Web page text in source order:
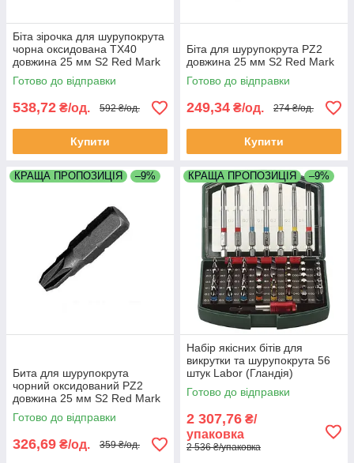
Біта зірочка для шурупокрута
чорна оксидована TX40
довжина 25 мм S2 Red Mark
(Impact)
Готово до відправки
538,72 ₴/од. 592 ₴/од.
Купити
Біта для шурупокрута PZ2
довжина 25 мм S2 Red Mark
Готово до відправки
249,34 ₴/од. 274 ₴/од.
Купити
КРАЩА ПРОПОЗИЦІЯ –9%
Бита для шурупокрута
чорний оксидований PZ2
довжина 25 мм S2 Red Mark
Готово до відправки
326,69 ₴/од. 359 ₴/од.
КРАЩА ПРОПОЗИЦІЯ –9%
Набір якісних бітів для
викрутки та шурупокрута 56
штук Labor (Гландія)
Готово до відправки
2 307,76 ₴/
упаковка
2 536 ₴/упаковка